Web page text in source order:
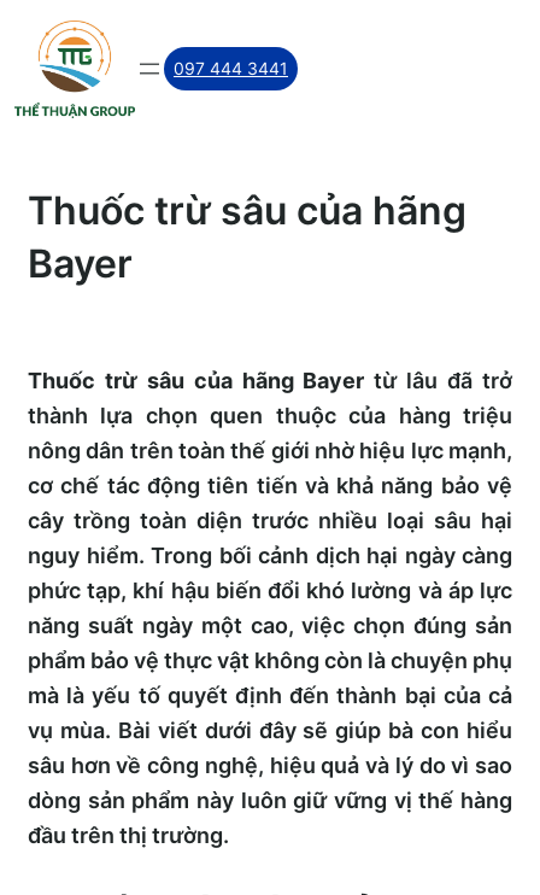
Skip
content
097 444 3441
Thuốc trừ sâu của hãng
Bayer
Thuốc trừ sâu của hãng Bayer từ lâu đã trở
thành lựa chọn quen thuộc của hàng triệu
nông dân trên toàn thế giới nhờ hiệu lực mạnh,
cơ chế tác động tiên tiến và khả năng bảo vệ
cây trồng toàn diện trước nhiều loại sâu hại
nguy hiểm. Trong bối cảnh dịch hại ngày càng
phức tạp, khí hậu biến đổi khó lường và áp lực
năng suất ngày một cao, việc chọn đúng sản
phẩm bảo vệ thực vật không còn là chuyện phụ
mà là yếu tố quyết định đến thành bại của cả
vụ mùa. Bài viết dưới đây sẽ giúp bà con hiểu
sâu hơn về công nghệ, hiệu quả và lý do vì sao
dòng sản phẩm này luôn giữ vững vị thế hàng
đầu trên thị trường.